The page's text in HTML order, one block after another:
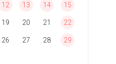
12 13 14 15
19 20 21 22
26 27 28 29